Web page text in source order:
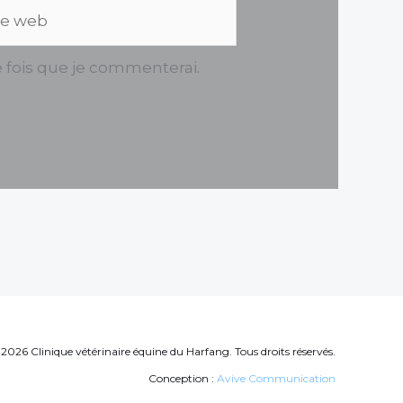
que je commenterai.
Clinique vétérinaire équine du Harfang. Tous droits réservés.
Conception : Avive Communication